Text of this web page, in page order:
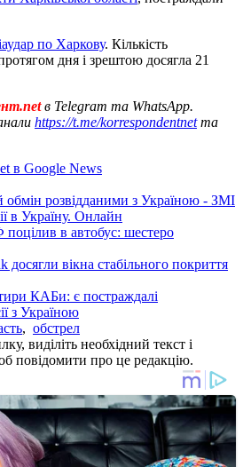
по Харкову. Кількість
дня і зрештою досягла 21
в Telegram та WhatsApp.
https://t.me/korrespondentnetта
в Google News
розвідданими з Україною - ЗМІ
в Україну. Онлайн
в автобус: шестеро
досягли вікна стабільного покриття
КАБи: є постраждалі
з Україною
, обстрел
виділіть необхідний текст і
повідомити про це редакцію.